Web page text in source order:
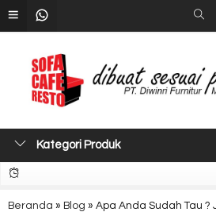
Kategori Produk
Beranda » Blog » Apa Anda Sudah Tau ?